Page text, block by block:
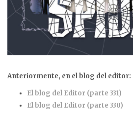
Anteriormente, en el blog del editor:
El blog del Editor (parte 331)
El blog del Editor (parte 330)